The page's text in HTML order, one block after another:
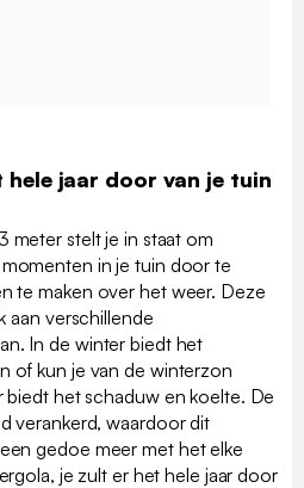
hele jaar door van je tuin
meter stelt je in staat om
in je tuin door te
te maken over het weer. Deze
aan verschillende
In de winter biedt het
of kun je van de winterzon
het schaduw en koelte. De
verankerd, waardoor dit
gedoe meer met het elke
je zult er het hele jaar door